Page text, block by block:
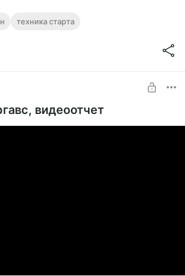
ветром назад кокона.
ходу движения автоматически
техника старта
видеоотчет